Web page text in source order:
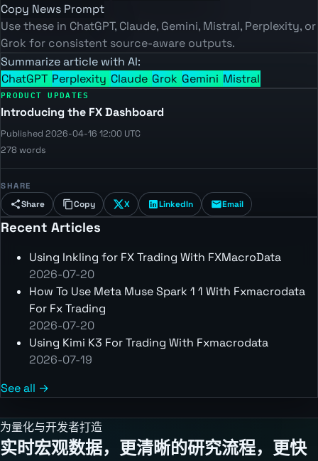
Copy News Prompt
Use these in ChatGPT, Claude, Gemini, Mistral, Perplexity, or
Grok for consistent source-aware outputs.
Summarize article with AI:
ChatGPT Perplexity Claude Grok Gemini Mistral
PRODUCT UPDATES
Introducing the FX Dashboard
Published 2026-04-16 12:00 UTC
278 words
SHARE
Share Copy X LinkedIn Email
Recent Articles
Using Inkling for FX Trading With FXMacroData
2026-07-20
How To Use Meta Muse Spark 1 1 With Fxmacrodata
For Fx Trading
2026-07-20
Using Kimi K3 For Trading With Fxmacrodata
2026-07-19
See all →
为量化与开发者打造
实时宏观数据，更清晰的研究流程，更快